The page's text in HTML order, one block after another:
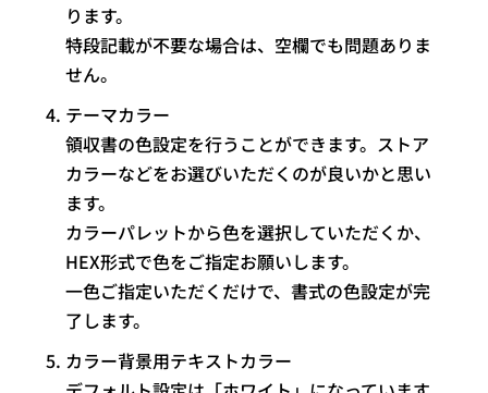
ります。
特段記載が不要な場合は、空欄でも問題ありま
せん。
テーマカラー
領収書の色設定を行うことができます。ストア
カラーなどをお選びいただくのが良いかと思い
ます。
カラーパレットから色を選択していただくか、
HEX形式で色をご指定お願いします。
一色ご指定いただくだけで、書式の色設定が完
了します。
カラー背景用テキストカラー